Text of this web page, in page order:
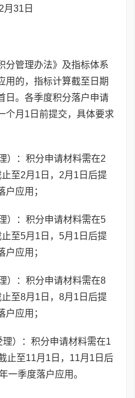
月31日
分管理办法》及指标体系
用的，指标计算截至日期
日。各季度积分落户申请
个月1日前提交，具体要求
）：积分申请材料需在2
至2月1日，2月1日后提
应用；
）：积分申请材料需在5
至5月1日，5月1日后提
应用；
）：积分申请材料需在8
至8月1日，8月1日后提
应用；
）：积分申请材料需在1
止至11月1日，11月1日后
一季度落户应用。